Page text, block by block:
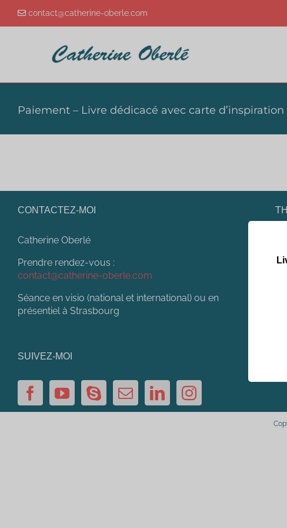
contact@catherine-oberle.com
Paiement – Livre dédicacé avec carte
CONTACTEZ-MOI
Catherine Oberlé
Prendre rendez-vous :
contact@catherine-oberle.com
Séance en visio (national et international) ou en
présentiel à Strasbourg
SUIVEZ-MOI